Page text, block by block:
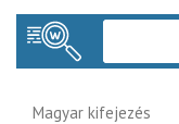
Magyar kifejezés